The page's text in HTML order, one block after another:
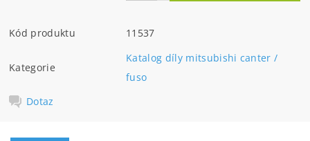
Kód produktu 11537
Kategorie
Katalog díly mitsubishi canter /
fuso
Dotaz